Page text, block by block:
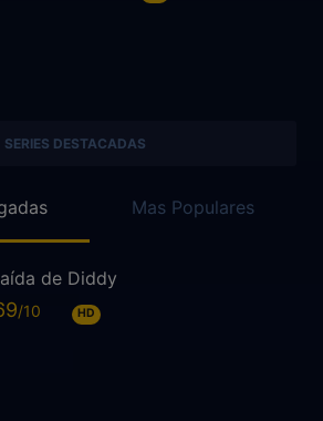
SERIES DESTACADAS
Mas Populares
de Diddy
HD